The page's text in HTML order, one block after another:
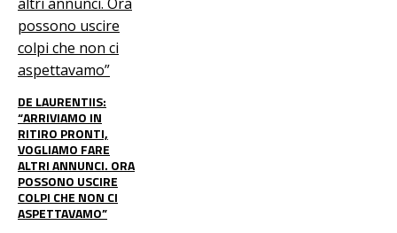
DE LAURENTIIS:
“ARRIVIAMO IN
RITIRO PRONTI,
VOGLIAMO FARE
ALTRI ANNUNCI. ORA
POSSONO USCIRE
COLPI CHE NON CI
ASPETTAVAMO”